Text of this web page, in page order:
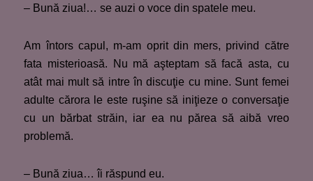
– Bună ziua!… se auzi o voce din spatele meu.
Am întors capul, m-am oprit din mers, privind către
fata misterioasă. Nu mă aşteptam să facă asta, cu
atât mai mult să intre în discuţie cu mine. Sunt femei
adulte cărora le este ruşine să iniţieze o conversaţie
cu un bărbat străin, iar ea nu părea să aibă vreo
problemă.
– Bună ziua… îi răspund eu.